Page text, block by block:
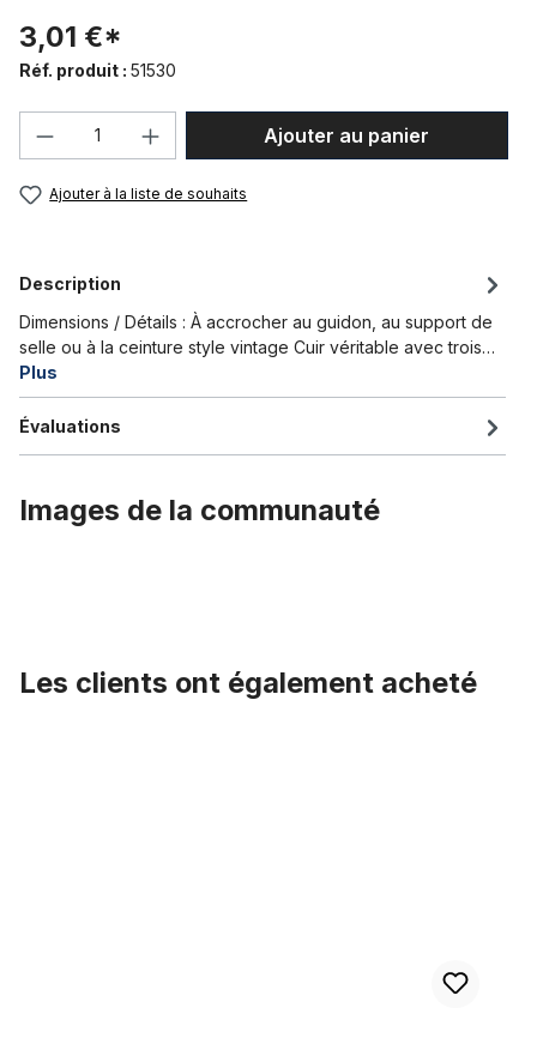
3,01 €*
Réf. produit : 51530
Quantité de produit : Entrez la
Ajouter au panier
Ajouter à la liste de souhaits
Description
Dimensions / Détails : À accrocher au guidon, au support de
selle ou à la ceinture style vintage Cuir véritable avec trois…
Plus
Évaluations
Images de la communauté
Les clients ont également acheté